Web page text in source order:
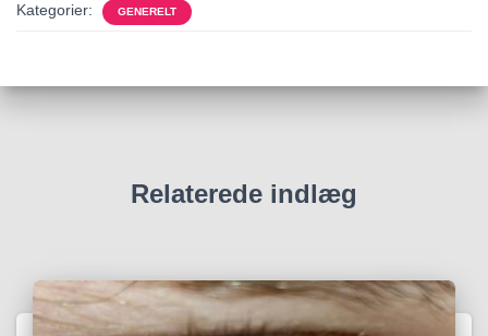
Kategorier: GENERELT
Relaterede indlæg